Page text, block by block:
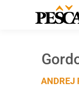
ANDREJ